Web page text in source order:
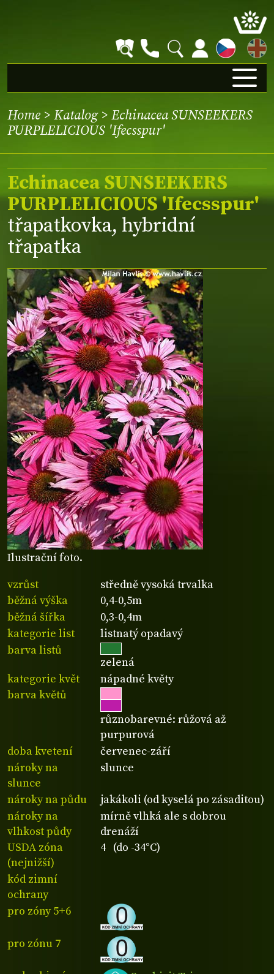
EN
Home > Katalog> Echinacea SUNSEEKERS
PURPLELICIOUS 'Ifecsspur'
Ilustrační foto.
Echinacea SUNSEEKERS
PURPLELICIOUS 'Ifecsspur'
třapatkovka, hybridní
třapatka
vzrůst
středně vysoká trvalka
běžná výška
0,4-0,5m
běžná šířka
0,3-0,4m
kategorie list
listnatý opadavý
barva listů
zelená
kategorie květ
nápadné květy
barva květů
různobarevné: růžová až
purpurová
doba kvetení
červenec-září
nároky na
slunce
slunce
nároky na půdu
jakákoli (od kyselá po zásaditou)
nároky na
vlhkost půdy
mírně vlhká ale s dobrou
drenáží
USDA zóna
(nejnižší)
4 (do -34°C)
kód zimní
ochrany
pro zóny 5+6
pro zónu 7